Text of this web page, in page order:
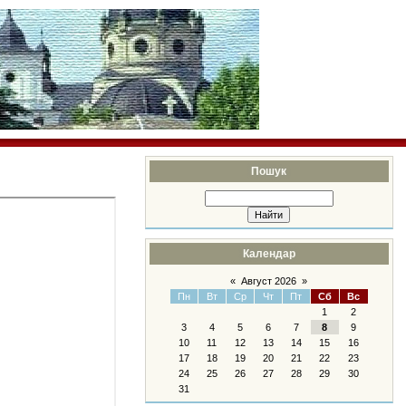
Пошук
Календар
« Август 2026 »
Пн
Вт Ср Чт Пт Сб
Вс
1
2
3
4 5 6 7 8
9
10
11 12 13 14 15
16
17
18 19 20 21 22
23
24
25 26 27 28 29
30
31